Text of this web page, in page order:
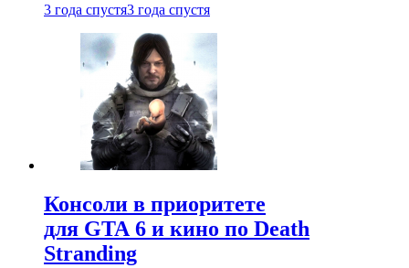
3 года спустя3 года спустя
Консоли в приоритете
для GTA 6 и кино по Death
Stranding